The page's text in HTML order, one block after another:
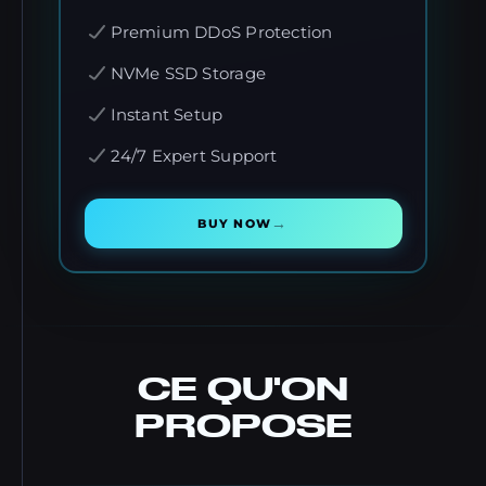
Premium DDoS Protection
NVMe SSD Storage
Instant Setup
24/7 Expert Support
BUY NOW →
CE QU'ON
PROPOSE